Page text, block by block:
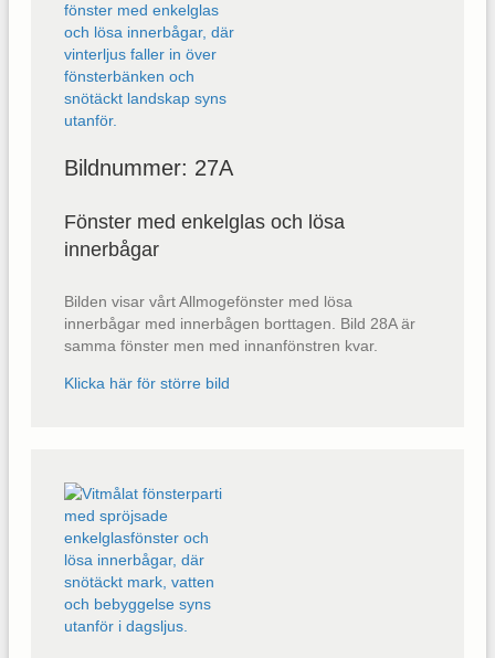
Bildnummer: 27A
Fönster med enkelglas och lösa
innerbågar
Bilden visar vårt Allmogefönster med lösa
innerbågar med innerbågen borttagen. Bild 28A är
samma fönster men med innanfönstren kvar.
Klicka här för större bild